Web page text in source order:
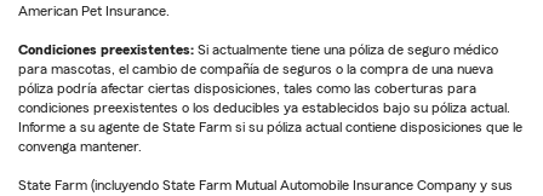
American Pet Insurance.
Condiciones preexistentes: Si actualmente tiene una póliza de seguro médico
para mascotas, el cambio de compañía de seguros o la compra de una nueva
póliza podría afectar ciertas disposiciones, tales como las coberturas para
condiciones preexistentes o los deducibles ya establecidos bajo su póliza actual.
Informe a su agente de State Farm si su póliza actual contiene disposiciones que le
convenga mantener.
State Farm (incluyendo State Farm Mutual Automobile Insurance Company y sus